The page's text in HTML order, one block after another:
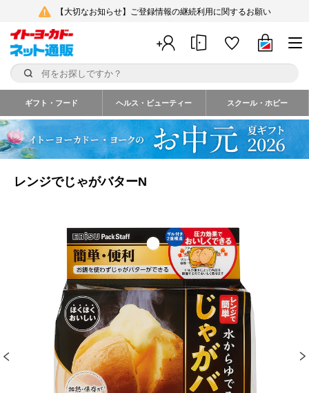
【大切なお知らせ】ご登録情報の継続利用に関するお願い
ギフト・フード ヘルス・ビューティー スクール・ホビー
レンジでじゃがバターN